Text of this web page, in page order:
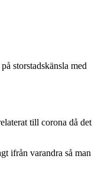
storstadskänsla med
till corona då det
ifrån varandra så man